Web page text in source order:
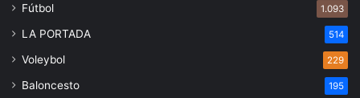
Fútbol 1.093
LA PORTADA 514
Voleybol 229
Baloncesto 195